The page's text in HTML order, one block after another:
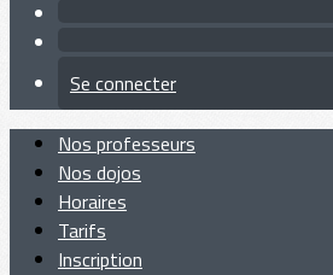
Se connecter
Nos professeurs
Nos dojos
Horaires
Tarifs
Inscription